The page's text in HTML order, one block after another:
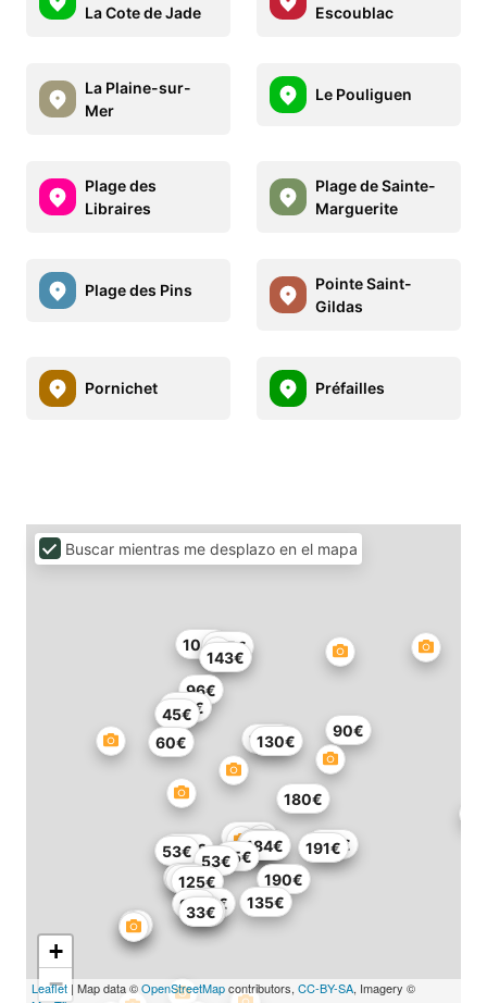
La Cote de Jade
Escoublac
La Plaine-sur-
Mer
Le Pouliguen
Plage des
Libraires
Plage de Sainte-
Marguerite
Plage des Pins
Pointe Saint-
Gildas
Pornichet Préfailles
130€
120€
207€
180€
125€
83€
45€
33€
45€
53€
99€
70€
184€
200€
95€
190€
135€
135€
191€
60€
96€
143€
108€
139€
45€
125€
75€
97€
53€
90€
+
−
Leaflet | Map data ©OpenStreetMapcontributors, CC-BY-SA, Imagery ©
Buscar mientras me desplazo en el mapa